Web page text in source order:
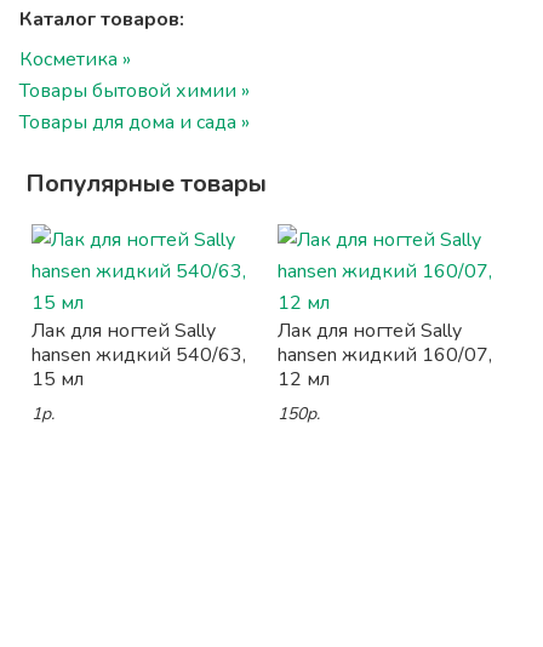
Каталог товаров:
Косметика »
Товары бытовой химии »
Товары для дома и сада »
Популярные товары
Лак для ногтей Sally
hansen жидкий 540/63,
15 мл
1р.
Лак для ногтей Sally
hansen жидкий 160/07,
12 мл
150р.